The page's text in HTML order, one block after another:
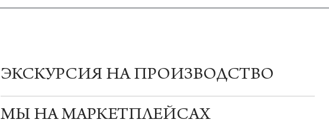
ЭКСКУРСИЯ НА ПРОИЗВОДСТВО
МЫ НА МАРКЕТПЛЕЙСАХ